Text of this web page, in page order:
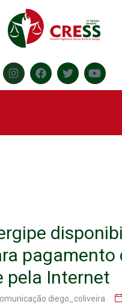
pagamento
pela Internet
diego_coliveira